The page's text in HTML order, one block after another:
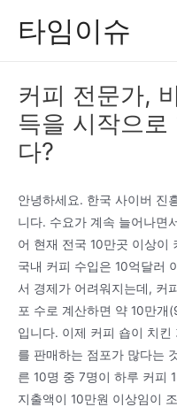
타임이슈
커피 전문가,
득을 시작으로
다?
안녕하세요. 한국 사이버 진
니다. 수요가 계속 늘어나면
어 현재 전국 10만곳 이상이
국내 커피 수입은 10억달러
서 경제가 어려워지는데, 커
포 수로 계산하면 약 10만개
입니다. 이제 커피 숍이 치
를 판매하는 점포가 많다는
른 10명 중 7명이 하루 커피
지출액이 10만원 이상임이